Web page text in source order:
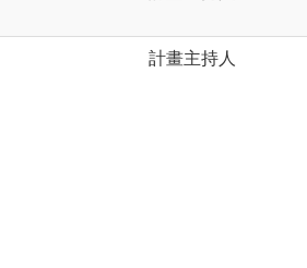
計畫主持人